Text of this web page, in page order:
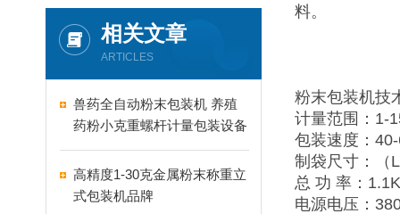
相关文章
ARTICLES
兽药全自动粉末包装机 养殖
药粉小克重螺杆计量包装设备
高精度1-30克金属粉末称重立
式包装机品牌
料。
粉末包装机技
计量范围：1-
包装速度：
制袋尺寸：（
总 功 率：
电源电压：